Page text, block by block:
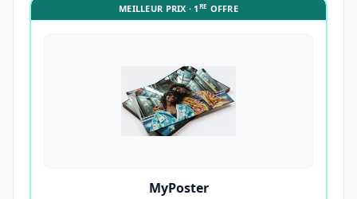
MEILLEUR PRIX · 1RE OFFRE
MyPoster